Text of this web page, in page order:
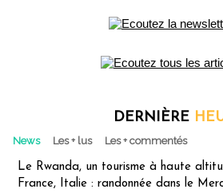
DERNIÈRE
News Les + lus Les + commentés
Le Rwanda, un tourisme à haute
France, Italie : randonnée dans le